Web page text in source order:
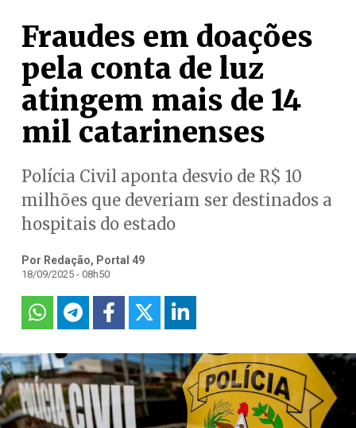
Fraudes em doações
pela conta de luz
atingem mais de 14
mil catarinenses
Polícia Civil aponta desvio de R$ 10
milhões que deveriam ser destinados a
hospitais do estado
Por Redação, Portal 49
18/09/2025 - 08h50